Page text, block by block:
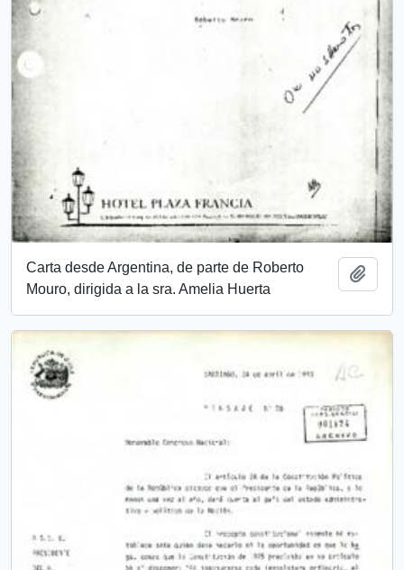
Carta desde Argentina, de parte de Roberto
Mouro, dirigida a la sra. Amelia Huerta